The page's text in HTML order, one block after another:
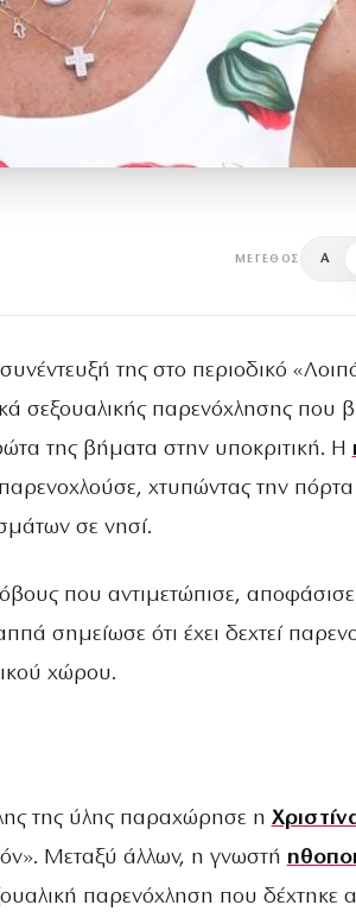
ΜΈΓΕΘΟΣ A
της στο περιοδικό
σεξουαλικής παρενόχλησης που
της βήματα στην υποκριτική. Η
χτυπώντας την πόρτα
σε νησί.
που αντιμετώπισε,
σημείωσε ότι έχει δεχτεί
χώρου.
της ύλης παραχώρησε η
Μεταξύ άλλων, η γνωστή
παρενόχληση που δέχτηκε